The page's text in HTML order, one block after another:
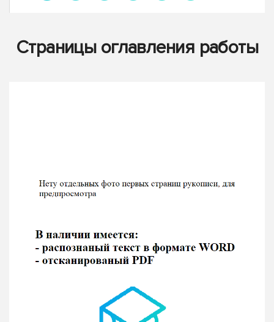
Страницы оглавления работы